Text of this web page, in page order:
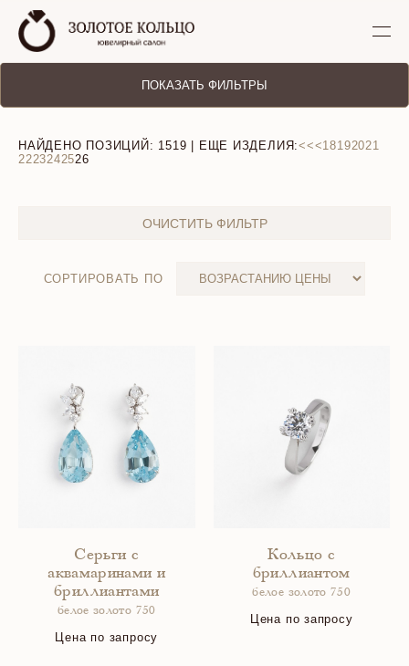
ПОКАЗАТЬ ФИЛЬТРЫ
НАЙДЕНО ПОЗИЦИЙ: 1519 | ЕЩЕ ИЗДЕЛИЯ:<<<18192021
2223242526
ОЧИСТИТЬ ФИЛЬТР
СОРТИРОВАТЬ ПО
Серьги с
аквамаринами и
бриллиантами
белое золото 750
Цена по запросу
Кольцо с
бриллиантом
белое золото 750
Цена по запросу